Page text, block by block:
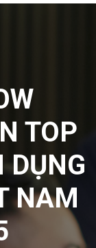
TOP
DỤNG
NAM